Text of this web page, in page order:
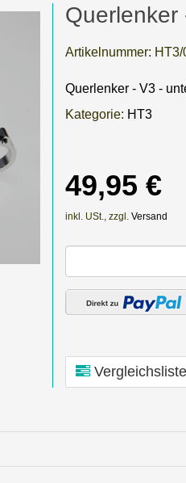
Querlenker
Artikelnummer: HT3/
Querlenker - V3 -
Kategorie: HT3
49,95 €
inkl. USt., zzgl. Versand
Vergleichsliste